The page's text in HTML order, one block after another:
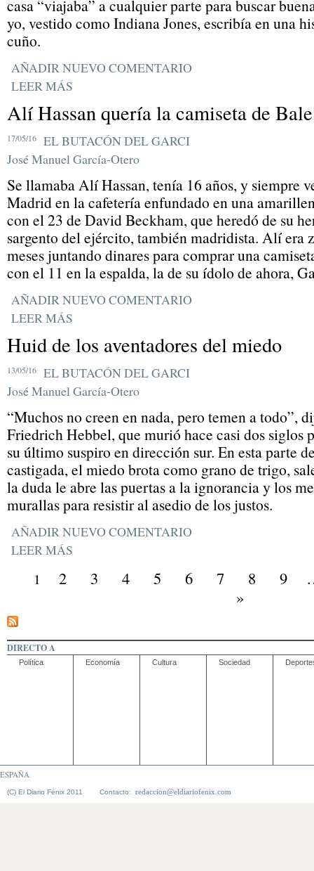
casa “viajaba” a cualquier parte para buscar
yo, vestido como Indiana Jones, escribía en una
cuño.
AÑADIR NUEVO COMENTARIO
LEER MÁS
Alí Hassan quería la camiseta de Bale
17/05/16
EL BUTACÓN DEL GARCI
José Manuel García-Otero
Se llamaba Alí Hassan, tenía 16 años, y siempre
Madrid en la cafetería enfundado en una
con el 23 de David Beckham, que heredó de su
sargento del ejército, también madridista. Alí era
meses juntando dinares para comprar una
con el 11 en la espalda, la de su ídolo de ahora,
AÑADIR NUEVO COMENTARIO
LEER MÁS
Huid de los aventadores del miedo
13/05/16
EL BUTACÓN DEL GARCI
José Manuel García-Otero
“Muchos no creen en nada, pero temen a todo”,
Friedrich Hebbel, que murió hace casi dos siglos
su último suspiro en dirección sur. En esta parte
castigada, el miedo brota como grano de trigo,
la duda le abre las puertas a la ignorancia y los
murallas para resistir al asedio de los justos.
AÑADIR NUEVO COMENTARIO
LEER MÁS
1 2 3 4 5 6 7 8 9
»
DIRECTO A
Política Economía Cultura Sociedad
ESPAÑA
(C) El Diario Fénix 2011 Contacto: redaccion@eldiariofenix.com